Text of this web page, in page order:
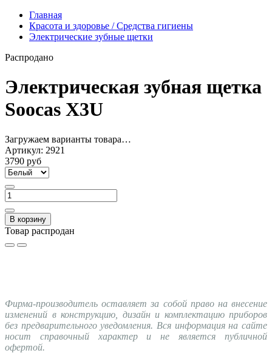
Главная
Красота и здоровье / Средства гигиены
Электрические зубные щетки
Распродано
Электрическая зубная щетка
Soocas X3U
Загружаем варианты товара…
Артикул: 2921
3790 руб
В корзину
Товар распродан
Фирма-производитель оставляет за собой право на внесение
изменений в конструкцию, дизайн и комплектацию приборов
без предварительного уведомления. Вся информация на сайте
носит справочный характер и не является публичной
офертой.